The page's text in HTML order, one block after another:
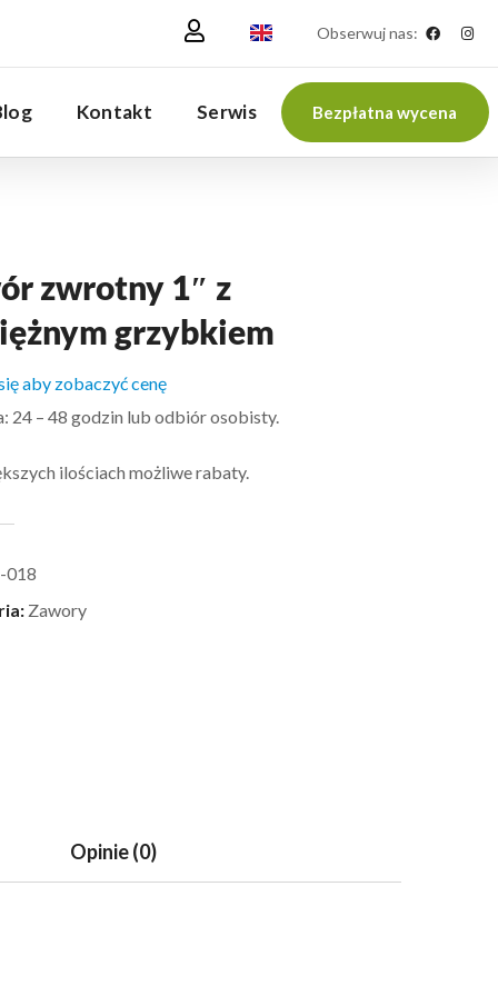
Obserwuj nas:
Kontakt Serwis Bezpłatna wycena
zwrotny 1″ z
grzybkiem
aby zobaczyć cenę
24 – 48 godzin lub odbiór osobisty.
ilościach możliwe rabaty.
018
Zawory
Opinie (0)